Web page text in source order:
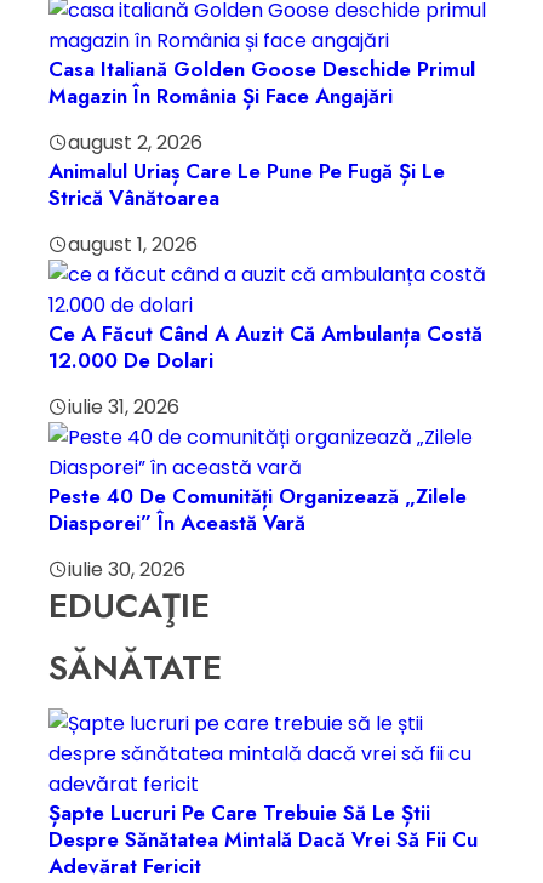
Casa Italiană Golden Goose Deschide Primul
Magazin În România Și Face Angajări
august 2, 2026
Animalul Uriaș Care Le Pune Pe Fugă Și Le
Strică Vânătoarea
august 1, 2026
Ce A Făcut Când A Auzit Că Ambulanța Costă
12.000 De Dolari
iulie 31, 2026
Peste 40 De Comunități Organizează „Zilele
Diasporei” În Această Vară
iulie 30, 2026
EDUCAŢIE
SĂNĂTATE
Șapte Lucruri Pe Care Trebuie Să Le Știi
Despre Sănătatea Mintală Dacă Vrei Să Fii Cu
Adevărat Fericit